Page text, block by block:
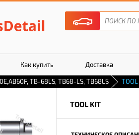
Как купить Доставка
TB-68LS, TB68-LS, TB68LS
TOOL KIT